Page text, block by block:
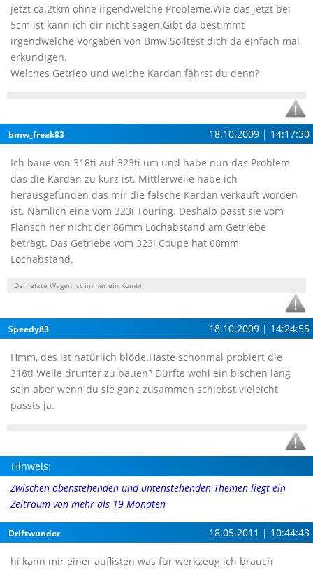
jetzt ca.2tkm ohne irgendwelche Probleme.Wie das jetzt bei
5cm ist kann ich dir nicht sagen.Gibt da bestimmt
irgendwelche Vorgaben von Bmw.Solltest dich da einfach mal
erkundigen.
Welches Getrieb und welche Kardan fährst du denn?
bmw_freak83 18.10.2009 | 14:17:30
Ich baue von 318ti auf 323ti um und habe nun das Problem
das die Kardan zu kurz ist. Mittlerweile habe ich
herausgefunden das mir die falsche Kardan verkauft worden
ist. Nämlich eine vom 323i Touring. Deshalb passt sie vom
Flansch her nicht der 86mm Lochabstand am Getriebe
beträgt. Das Getriebe vom 323i Coupe hat 68mm
Lochabstand.
Der letzte Wagen ist immer ein Kombi
Speedy83 18.10.2009 | 14:24:55
Hmm, des ist natürlich blöde.Haste schonmal probiert die
318ti Welle drunter zu bauen? Dürfte wohl ein bischen lang
sein aber wenn du sie ganz zusammen schiebst vieleicht
passts ja.
Hinweis:
Zwischen obenstehenden und untenstehenden Themen liegt ein
Zeitraum von mehr als 19 Monaten
Driftwunder 18.05.2011 | 10:44:43
hi kann mir einer auflisten was für werkzeug ich brauch